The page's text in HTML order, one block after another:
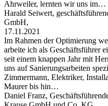
Ahrweiler, lernten wir uns im…
Harald Seiwert,
GmbH,
17.11.2021
Im Rahmen der Optimierung
arbeite ich als Geschäftsführer
seit einem knappen Jahr mit
uns auf Sanierungsarbeiten
Zimmermann, Elektriker,
Maurer bis hin…
Daniel Franz,